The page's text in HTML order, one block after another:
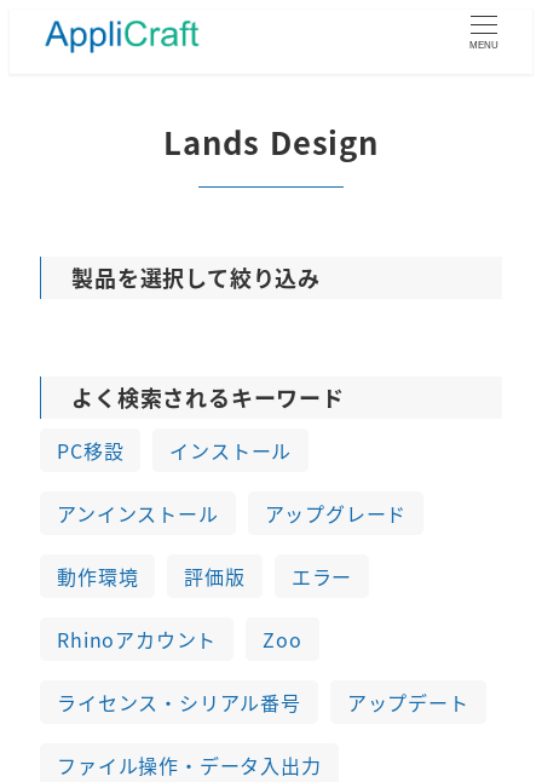
MENU
Lands Design
製品を選択して絞り込み
よく検索されるキーワード
PC移設 インストール
アンインストール アップグレード
動作環境 評価版 エラー
Rhinoアカウント Zoo
ライセンス・シリアル番号 アップデート
ファイル操作・データ入出力